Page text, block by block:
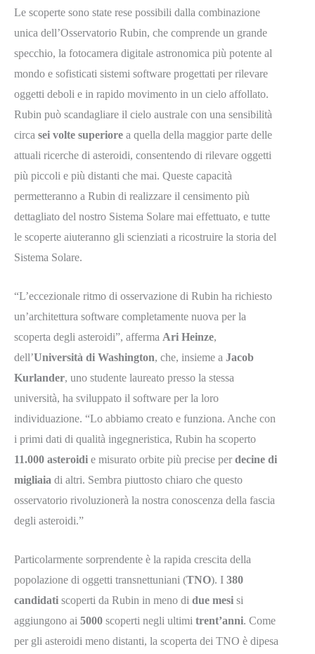
Le scoperte sono state rese possibili dalla combinazione
unica dell’Osservatorio Rubin, che comprende un grande
specchio, la fotocamera digitale astronomica più potente al
mondo e sofisticati sistemi software progettati per rilevare
oggetti deboli e in rapido movimento in un cielo affollato.
Rubin può scandagliare il cielo australe con una sensibilità
circa sei volte superiore a quella della maggior parte delle
attuali ricerche di asteroidi, consentendo di rilevare oggetti
più piccoli e più distanti che mai. Queste capacità
permetteranno a Rubin di realizzare il censimento più
dettagliato del nostro Sistema Solare mai effettuato, e tutte
le scoperte aiuteranno gli scienziati a ricostruire la storia del
Sistema Solare.
“L’eccezionale ritmo di osservazione di Rubin ha richiesto
un’architettura software completamente nuova per la
scoperta degli asteroidi”, afferma Ari Heinze,
dell’Università di Washington, che, insieme a Jacob
Kurlander, uno studente laureato presso la stessa
università, ha sviluppato il software per la loro
individuazione. “Lo abbiamo creato e funziona. Anche con
i primi dati di qualità ingegneristica, Rubin ha scoperto
11.000 asteroidi e misurato orbite più precise per decine di
migliaia di altri. Sembra piuttosto chiaro che questo
osservatorio rivoluzionerà la nostra conoscenza della fascia
degli asteroidi.”
Particolarmente sorprendente è la rapida crescita della
popolazione di oggetti transnettuniani (TNO). I 380
candidati scoperti da Rubin in meno di due mesi si
aggiungono ai 5000 scoperti negli ultimi trent’anni. Come
per gli asteroidi meno distanti, la scoperta dei TNO è dipesa